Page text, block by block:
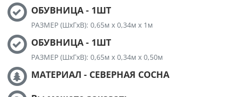
ОБУВНИЦА - 1ШТ
РАЗМЕР (ШхГхВ): 0,65м х 0,34м х 1м
ОБУВНИЦА - 1ШТ
РАЗМЕР (ШхГхВ): 0,65м х 0,34м х 0,50м
МАТЕРИАЛ - СЕВЕРНАЯ СОСНА